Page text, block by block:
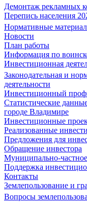
Демонтаж рекламных
Перепись населения
Нормативные
Новости
План работы
Информация по
Инвестиционная
Законодательная и
деятельности
Инвестиционный
Статистические
городе Владимире
Инвестиционные
Реализованные
Предложения для
Обращение инвестора
Муниципально-
Поддержка
Контакты
Землепользование и
Вопросы